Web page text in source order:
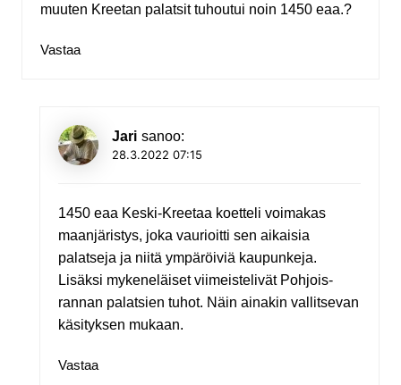
muuten Kreetan palatsit tuhoutui noin 1450 eaa.?
Vastaa
Jari sanoo:
28.3.2022 07:15
1450 eaa Keski-Kreetaa koetteli voimakas
maanjäristys, joka vaurioitti sen aikaisia
palatseja ja niitä ympäröiviä kaupunkeja.
Lisäksi mykeneläiset viimeistelivät Pohjois-
rannan palatsien tuhot. Näin ainakin vallitsevan
käsityksen mukaan.
Vastaa